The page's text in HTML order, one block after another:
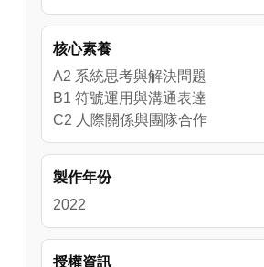
4-Ⅰ-1 認識常用國字至少 1,000
5-Ⅰ-4 了解文本中的重要訊息與
核心素養
A2 系統思考與解決問題
B1 符號運用與溝通表達
C2 人際關係與團隊合作
製作年份
2022
授權資訊